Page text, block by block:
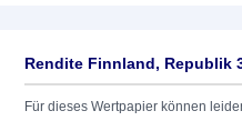
Rendite Finnland, Republik
Für dieses Wertpapier können